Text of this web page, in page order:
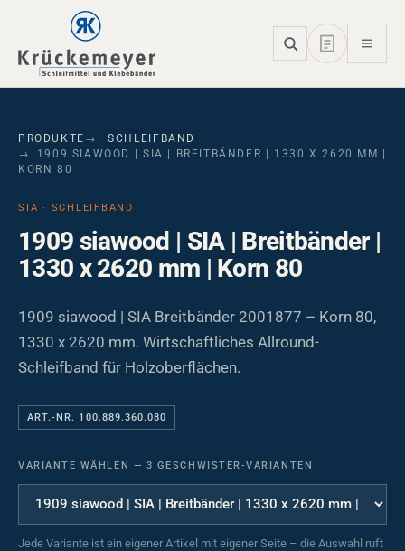
Skip to main navigation
Skip to main content
Skip to page footer
PRODUKTE
SCHLEIFBAND
1909 SIAWOOD | SIA | BREITBÄNDER | 1330 X 2620 MM |
KORN 80
SIA · SCHLEIFBAND
1909 siawood | SIA | Breitbänder |
1330 x 2620 mm | Korn 80
1909 siawood | SIA Breitbänder 2001877 – Korn 80,
1330 x 2620 mm. Wirtschaftliches Allround-
Schleifband für Holzoberflächen.
ART.-NR. 100.889.360.080
VARIANTE WÄHLEN — 3 GESCHWISTER-VARIANTEN
Jede Variante ist ein eigener Artikel mit eigener Seite – die Auswahl ruft